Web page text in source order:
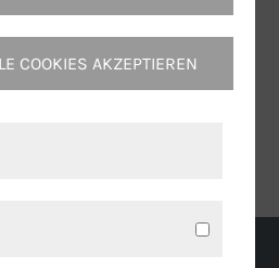
Widerstandsgilt
COOKIES AKZEPTIEREN